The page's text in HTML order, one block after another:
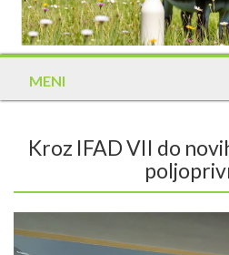
MENI
Kroz IFAD VII do